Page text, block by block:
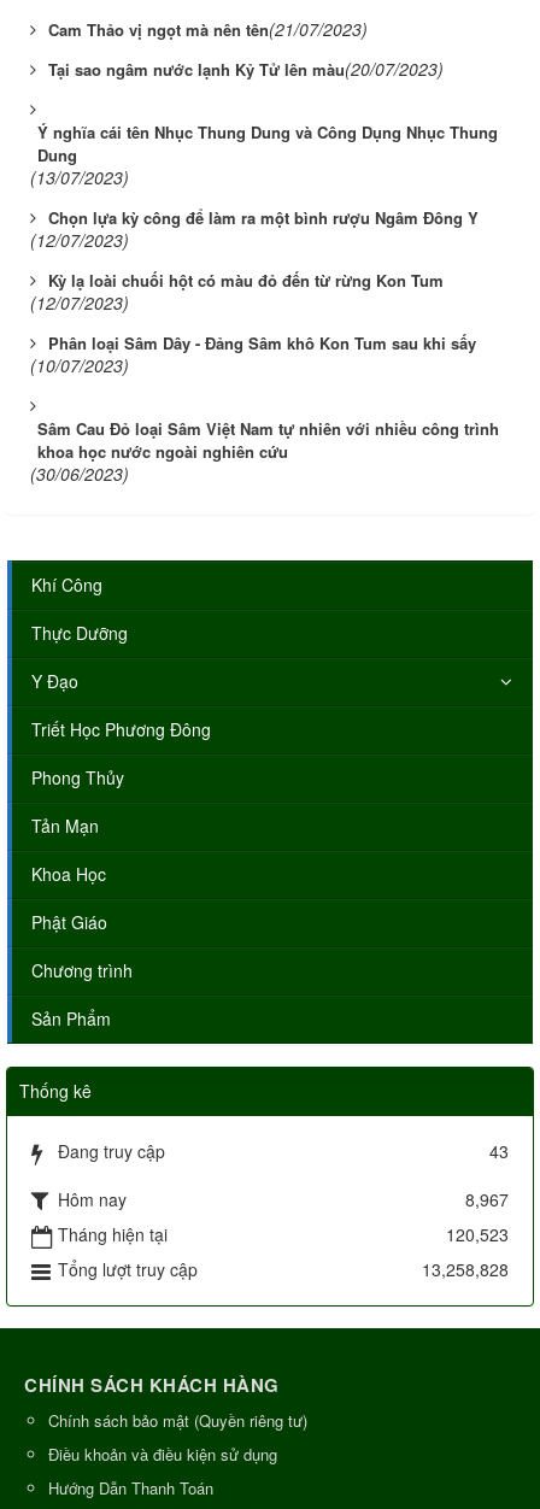
Cam Thảo vị ngọt mà nên tên(21/07/2023)
Tại sao ngâm nước lạnh Kỷ Tử lên màu(20/07/2023)
Ý nghĩa cái tên Nhục Thung Dung và Công Dụng Nhục Thung
Dung
(13/07/2023)
Chọn lựa kỳ công để làm ra một bình rượu Ngâm Đông Y
(12/07/2023)
Kỳ lạ loài chuối hột có màu đỏ đến từ rừng Kon Tum
(12/07/2023)
Phân loại Sâm Dây - Đảng Sâm khô Kon Tum sau khi sấy
(10/07/2023)
Sâm Cau Đỏ loại Sâm Việt Nam tự nhiên với nhiều công trình
khoa học nước ngoài nghiên cứu
(30/06/2023)
Khí Công
Thực Dưỡng
Y Đạo
Triết Học Phương Đông
Phong Thủy
Tản Mạn
Khoa Học
Phật Giáo
Chương trình
Sản Phẩm
Thống kê
Đang truy cập
43
Hôm nay
8,967
Tháng hiện tại
120,523
Tổng lượt truy cập
13,258,828
CHÍNH SÁCH KHÁCH HÀNG
Chính sách bảo mật (Quyền riêng tư)
Điều khoản và điều kiện sử dụng
Hướng Dẫn Thanh Toán